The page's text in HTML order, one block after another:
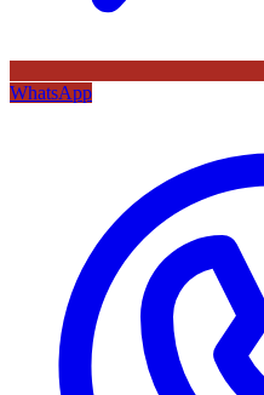
WhatsApp